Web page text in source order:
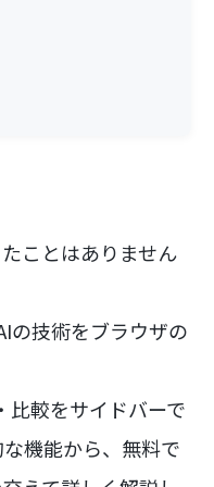
ことはありません
の技術をブラウザの
比較をサイドバーで
機能から、無料で